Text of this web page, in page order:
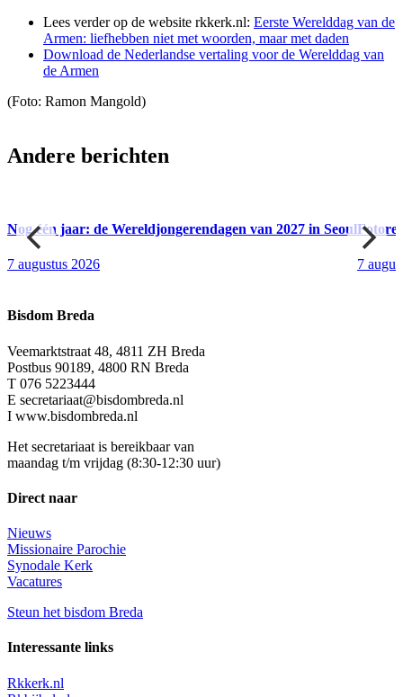
Lees verder op de website rkkerk.nl: Eerste Werelddag van de
Armen: liefhebben niet met woorden, maar met daden
Download de Nederlandse vertaling voor de Werelddag van
de Armen
(Foto: Ramon Mangold)
Andere berichten
Nog één jaar: de Wereldjongerendagen van 2027 in Seoul
7 augustus 2026 7
Bisdom Breda
Veemarktstraat 48, 4811 ZH Breda
Postbus 90189, 4800 RN Breda
T 076 5223444
E secretariaat@bisdombreda.nl
I www.bisdombreda.nl
Het secretariaat is bereikbaar van
maandag t/m vrijdag (8:30-12:30 uur)
Direct naar
Nieuws
Missionaire Parochie
Synodale Kerk
Vacatures
Steun het bisdom Breda
Interessante links
Rkkerk.nl